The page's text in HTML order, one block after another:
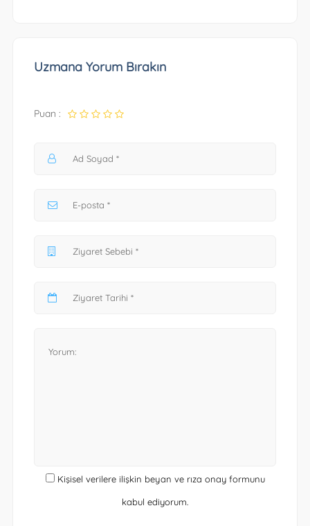
Uzmana Yorum Bırakın
Puan :
Kişisel verilere ilişkin beyan ve rıza onay formunu
kabul ediyorum.